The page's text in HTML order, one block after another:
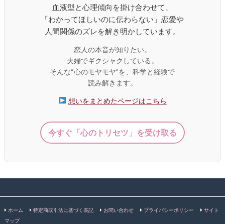
血液型と心理傾向を掛け合わせて、
「わかってほしいのに伝わらない」恋愛や
人間関係のズレを解き明かしています。
恋人の本音が知りたい。
夫婦でギクシャクしている。
そんな“心のモヤモヤ”を、科学と経験で
読み解きます。
想いをまとめたページはこちら
今すぐ「心のトリセツ」を受け取る
ホーム 特定商取引法に基づく表記 お問い合わせ プライバシーポリシー
サイト
マップ